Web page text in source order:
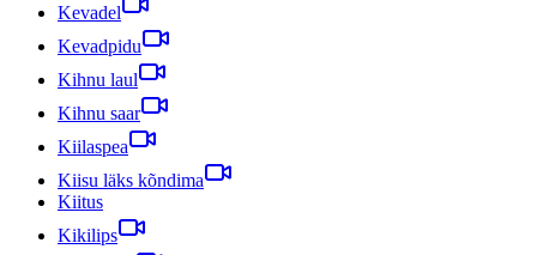
Kevadel
Kevadpidu
Kihnu laul
Kihnu saar
Kiilaspea
Kiisu läks kõndima
Kiitus
Kikilips